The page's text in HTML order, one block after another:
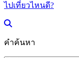
ไปเที่ยวไหนดี?
คำค้นหา